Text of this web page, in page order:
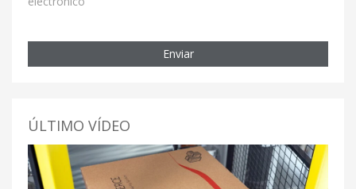
Enviar
ÚLTIMO VÍDEO